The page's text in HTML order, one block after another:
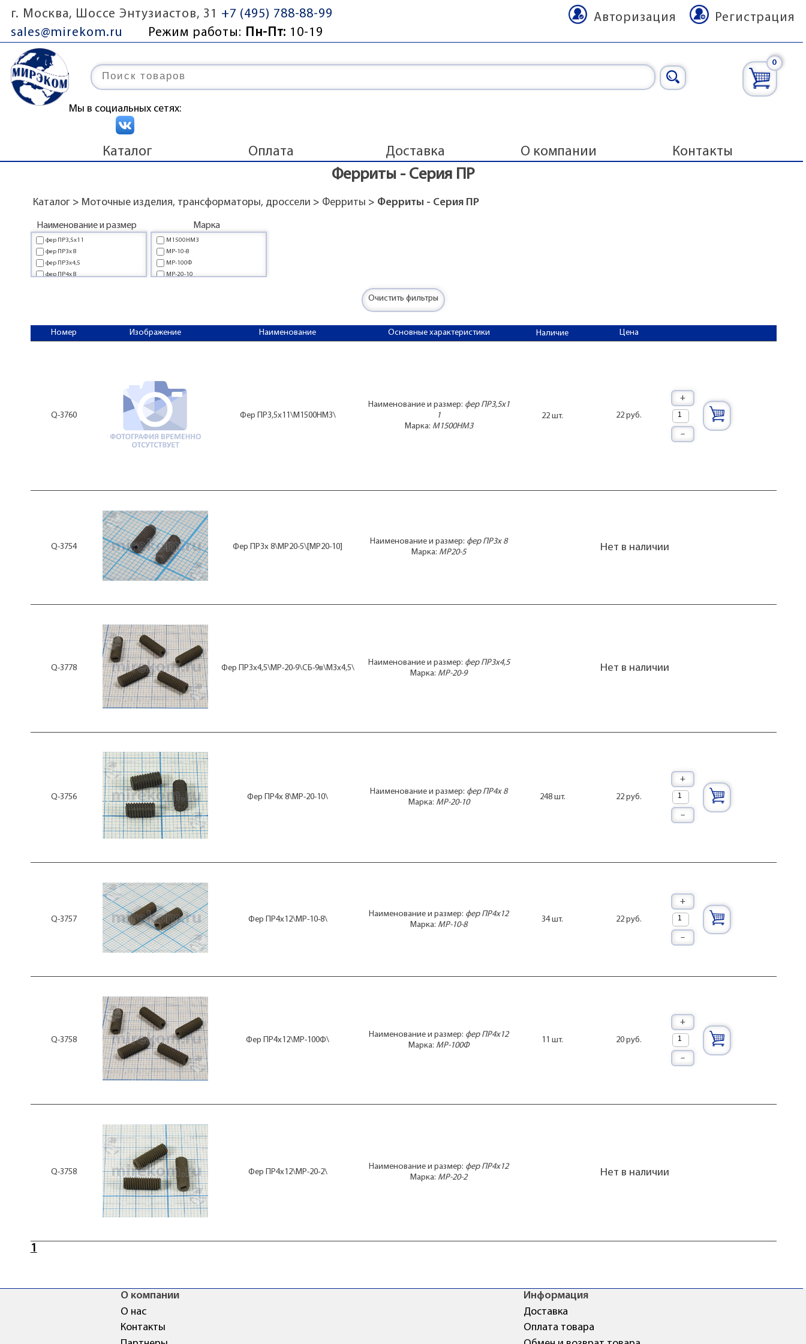
г. Москва, Шоссе Энтузиастов, 31
+7 (495) 788-88-99
sales@mirekom.ru
Режим работы: Пн-Пт: 10-19
Регистрация
Авторизация
Мы в социальных сетях:
0
Каталог Оплата Доставка О компании Контакты
Ферриты - Серия ПР
Каталог > Моточные изделия, трансформаторы, дроссели > Ферриты > Ферриты - Серия ПР
Наименование и размер
фер ПР3,5x11
фер ПР3x 8
фер ПР3x4,5
фер ПР4x 8
Марка
М1500НМ3
МР-10-8
МР-100Ф
МР-20-10
Очистить фильтры
Номер Изображение Наименование Основные характеристики Наличие Цена
Q-3760 Фер ПР3,5x11\М1500НМ3\
Наименование и размер: фер ПР3,5x1
1
Марка: М1500НМ3
22 шт. 22 руб.
+
–
Q-3754 Фер ПР3x 8\МР20-5\[МР20-10]
Наименование и размер: фер ПР3x 8
Марка: МР20-5 Нет в наличии
Q-3778 Фер ПР3x4,5\МР-20-9\СБ-9в\М3x4,5\
Наименование и размер: фер ПР3x4,5
Марка: МР-20-9 Нет в наличии
Q-3756 Фер ПР4x 8\МР-20-10\
Наименование и размер: фер ПР4x 8
Марка: МР-20-10
248 шт. 22 руб.
+
–
Q-3757 Фер ПР4x12\МР-10-8\
Наименование и размер: фер ПР4x12
Марка: МР-10-8
34 шт. 22 руб.
+
–
Q-3758 Фер ПР4x12\МР-100Ф\
Наименование и размер: фер ПР4x12
Марка: МР-100Ф
11 шт. 20 руб.
+
–
Q-3758 Фер ПР4x12\МР-20-2\
Наименование и размер: фер ПР4x12
Марка: МР-20-2 Нет в наличии
1
О компании
О нас
Контакты
Информация
Доставка
Оплата товара